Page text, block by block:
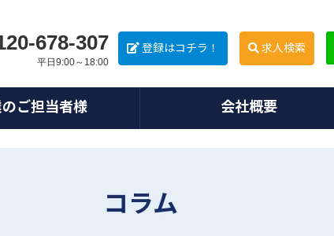
678-307
平日9:00～18:00
登録はコチラ！ 求人検索
ご担当者様 会社概要
コラム